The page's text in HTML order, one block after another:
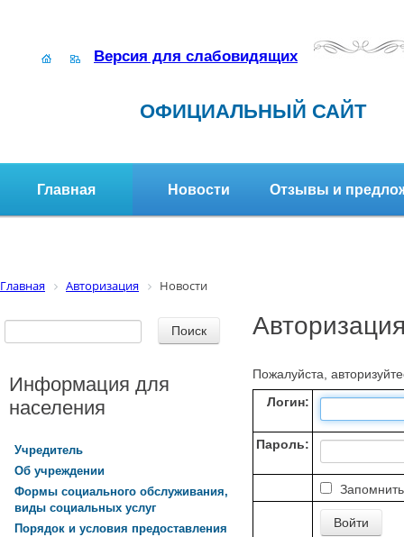
Версия для слабовидящих
ОФИЦИАЛЬНЫЙ САЙТ
Главная Новости Отзывы и
Главная Авторизация Новости
Пожалуйста,
Логин:
Пароль:
Информация для
населения
Учредитель
Об учреждении
Формы социального обслуживания,
виды социальных услуг
Порядок и условия предоставления